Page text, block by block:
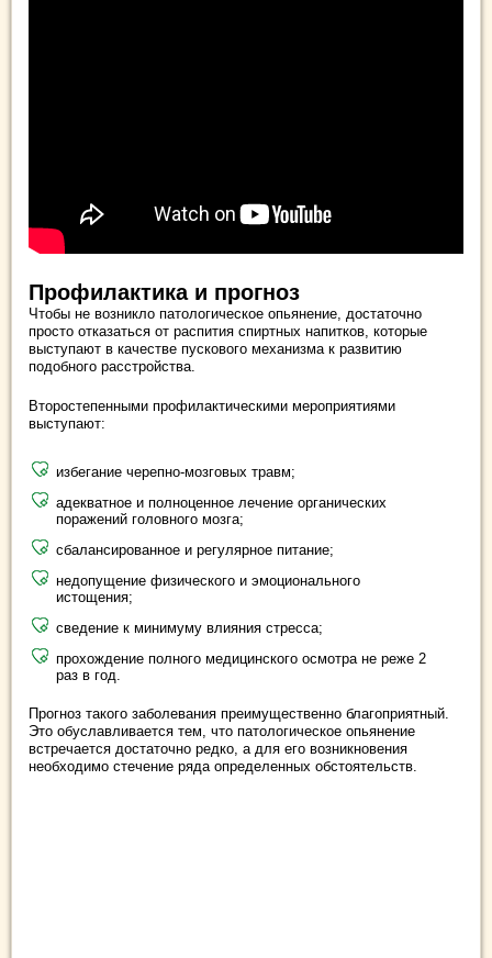
Профилактика и прогноз
Чтобы не возникло патологическое опьянение, достаточно
просто отказаться от распития спиртных напитков, которые
выступают в качестве пускового механизма к развитию
подобного расстройства.
Второстепенными профилактическими мероприятиями
выступают:
избегание черепно-мозговых травм;
адекватное и полноценное лечение органических
поражений головного мозга;
сбалансированное и регулярное питание;
недопущение физического и эмоционального
истощения;
сведение к минимуму влияния стресса;
прохождение полного медицинского осмотра не реже 2
раз в год.
Прогноз такого заболевания преимущественно благоприятный.
Это обуславливается тем, что патологическое опьянение
встречается достаточно редко, а для его возникновения
необходимо стечение ряда определенных обстоятельств.